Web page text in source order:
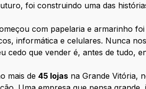
foi construindo uma das
com papelaria e armarinho
informática e celulares. Nunca
cedo que vender é, antes de tudo,
mais de45 lojas na Grande Vitória,